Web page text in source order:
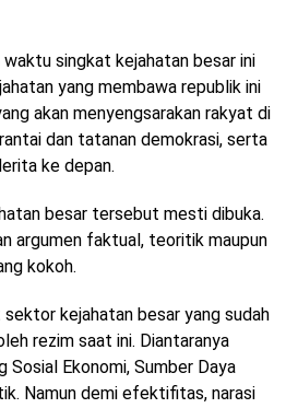
singkat kejahatan besar ini
yang membawa republik ini
akan menyengsarakan rakyat di
dan tatanan demokrasi, serta
ke depan.
besar tersebut mesti dibuka.
argumen faktual, teoritik maupun
kokoh.
kejahatan besar yang sudah
rezim saat ini. Diantaranya
Sosial Ekonomi, Sumber Daya
Namun demi efektifitas, narasi